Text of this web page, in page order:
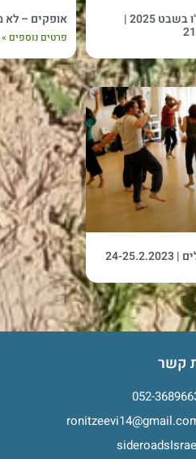
רוקדים ומטיילים – ט"ו בשבט 2025 | אופקים – לא
פרטים נוספים »
קשר
052-